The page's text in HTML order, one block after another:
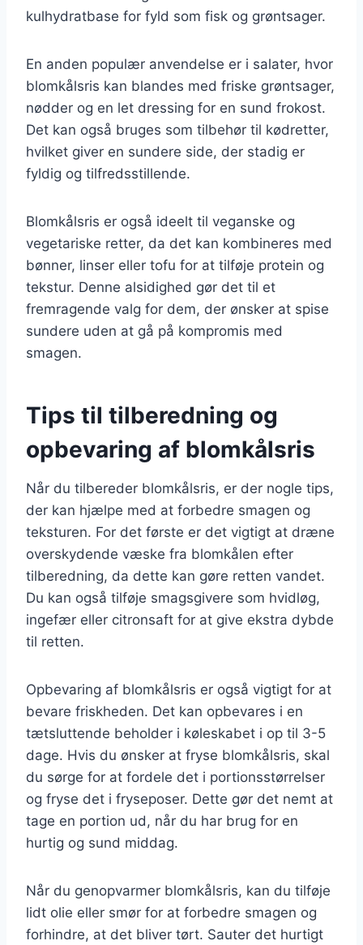
kulhydratbase for fyld som fisk og grøntsager.
En anden populær anvendelse er i salater, hvor
blomkålsris kan blandes med friske grøntsager,
nødder og en let dressing for en sund frokost.
Det kan også bruges som tilbehør til kødretter,
hvilket giver en sundere side, der stadig er
fyldig og tilfredsstillende.
Blomkålsris er også ideelt til veganske og
vegetariske retter, da det kan kombineres med
bønner, linser eller tofu for at tilføje protein og
tekstur. Denne alsidighed gør det til et
fremragende valg for dem, der ønsker at spise
sundere uden at gå på kompromis med
smagen.
Tips til tilberedning og
opbevaring af blomkålsris
Når du tilbereder blomkålsris, er der nogle tips,
der kan hjælpe med at forbedre smagen og
teksturen. For det første er det vigtigt at dræne
overskydende væske fra blomkålen efter
tilberedning, da dette kan gøre retten vandet.
Du kan også tilføje smagsgivere som hvidløg,
ingefær eller citronsaft for at give ekstra dybde
til retten.
Opbevaring af blomkålsris er også vigtigt for at
bevare friskheden. Det kan opbevares i en
tætsluttende beholder i køleskabet i op til 3-5
dage. Hvis du ønsker at fryse blomkålsris, skal
du sørge for at fordele det i portionsstørrelser
og fryse det i fryseposer. Dette gør det nemt at
tage en portion ud, når du har brug for en
hurtig og sund middag.
Når du genopvarmer blomkålsris, kan du tilføje
lidt olie eller smør for at forbedre smagen og
forhindre, at det bliver tørt. Sauter det hurtigt